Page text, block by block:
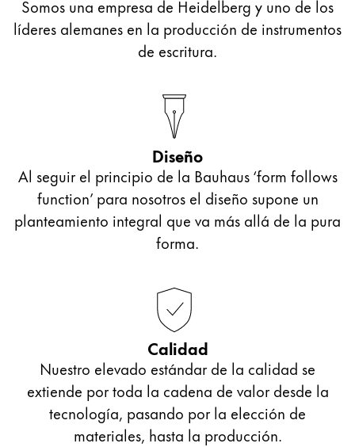
Somos una empresa de Heidelberg y uno de los
líderes alemanes en la producción de instrumentos
de escritura.
Diseño
Al seguir el principio de la Bauhaus ‘form follows
function’ para nosotros el diseño supone un
planteamiento integral que va más allá de la pura
forma.
Calidad
Nuestro elevado estándar de la calidad se
extiende por toda la cadena de valor desde la
tecnología, pasando por la elección de
materiales, hasta la producción.